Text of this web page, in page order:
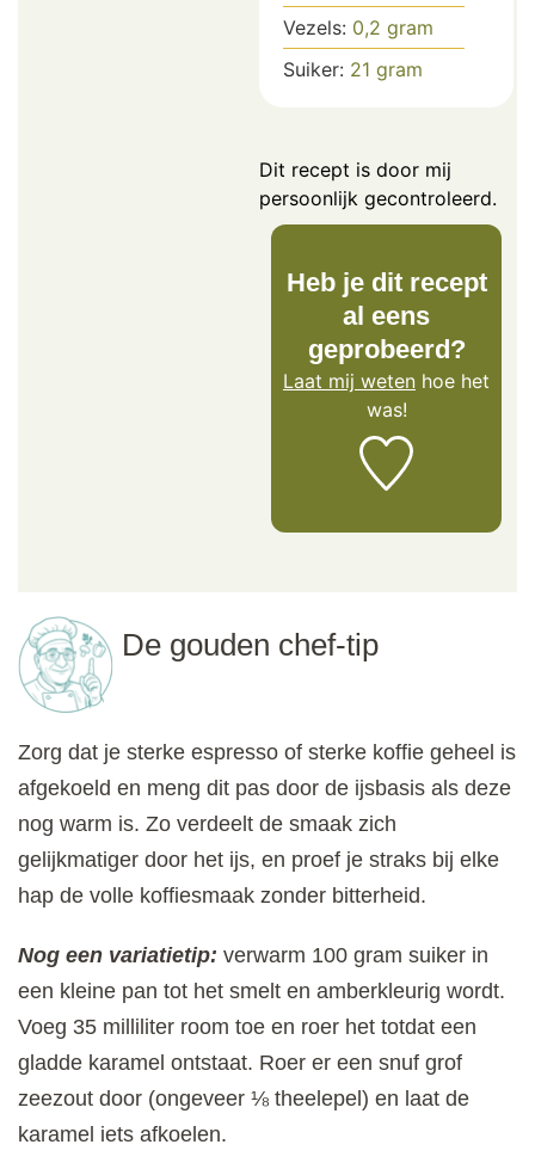
Vezels: 0,2 gram
Suiker: 21 gram
Dit recept is door mij
persoonlijk gecontroleerd.
Heb je dit recept
al eens
geprobeerd?
Laat mij weten hoe het
was!
De gouden chef-tip
Zorg dat je sterke espresso of sterke koffie geheel is
afgekoeld en meng dit pas door de ijsbasis als deze
nog warm is. Zo verdeelt de smaak zich
gelijkmatiger door het ijs, en proef je straks bij elke
hap de volle koffiesmaak zonder bitterheid.
Nog een variatietip: verwarm 100 gram suiker in
een kleine pan tot het smelt en amberkleurig wordt.
Voeg 35 milliliter room toe en roer het totdat een
gladde karamel ontstaat. Roer er een snuf grof
zeezout door (ongeveer ⅛ theelepel) en laat de
karamel iets afkoelen.